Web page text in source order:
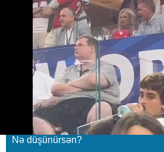
Əli Koç və Bred Pit
26.06.2026
YENI SABAH
Əli Koç və Bred Pit
Nə düşünürsən?